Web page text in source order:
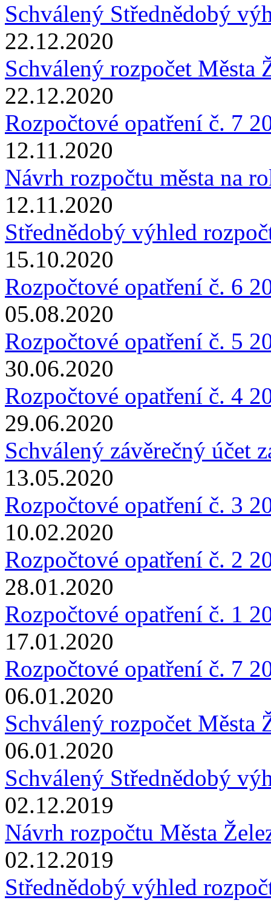
Schválený Střednědobý
22.12.2020
Schválený rozpočet Města
22.12.2020
Rozpočtové opatření č. 7
12.11.2020
Návrh rozpočtu města na
12.11.2020
Střednědobý výhled
15.10.2020
Rozpočtové opatření č. 6
05.08.2020
Rozpočtové opatření č. 5
30.06.2020
Rozpočtové opatření č. 4
29.06.2020
Schválený závěrečný účet
13.05.2020
Rozpočtové opatření č. 3
10.02.2020
Rozpočtové opatření č. 2
28.01.2020
Rozpočtové opatření č. 1
17.01.2020
Rozpočtové opatření č. 7
06.01.2020
Schválený rozpočet Města
06.01.2020
Schválený Střednědobý
02.12.2019
Návrh rozpočtu Města
02.12.2019
Střednědobý výhled